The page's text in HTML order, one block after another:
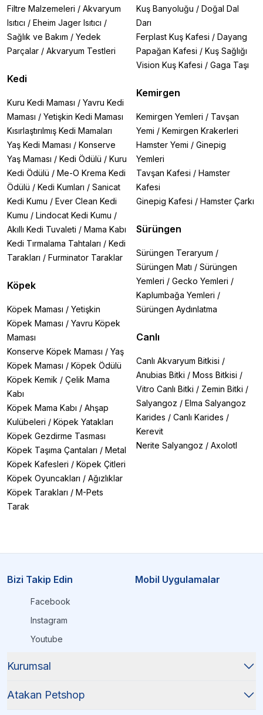
Filtre Malzemeleri / Akvaryum
Isıtıcı / Eheim Jager Isıtıcı /
Sağlık ve Bakım / Yedek
Parçalar / Akvaryum Testleri
Kedi
Kuru Kedi Maması / Yavru Kedi
Maması / Yetişkin Kedi Maması
Kısırlaştırılmış Kedi Mamaları
Yaş Kedi Maması / Konserve
Yaş Maması / Kedi Ödülü / Kuru
Kedi Ödülü / Me-O Krema Kedi
Ödülü / Kedi Kumları / Sanicat
Kedi Kumu / Ever Clean Kedi
Kumu / Lindocat Kedi Kumu /
Akıllı Kedi Tuvaleti / Mama Kabı
Kedi Tırmalama Tahtaları / Kedi
Tarakları / Furminator Taraklar
Köpek
Köpek Maması / Yetişkin
Köpek Maması / Yavru Köpek
Maması
Konserve Köpek Maması / Yaş
Köpek Maması / Köpek Ödülü
Köpek Kemik / Çelik Mama
Kabı
Köpek Mama Kabı / Ahşap
Kulübeleri / Köpek Yatakları
Köpek Gezdirme Tasması
Köpek Taşıma Çantaları / Metal
Köpek Kafesleri / Köpek Çitleri
Köpek Oyuncakları / Ağızlıklar
Köpek Tarakları / M-Pets
Tarak
Kuş Banyoluğu / Doğal Dal
Darı
Ferplast Kuş Kafesi / Dayang
Papağan Kafesi / Kuş Sağlığı
Vision Kuş Kafesi / Gaga Taşı
Kemirgen
Kemirgen Yemleri / Tavşan
Yemi / Kemirgen Krakerleri
Hamster Yemi / Ginepig
Yemleri
Tavşan Kafesi / Hamster
Kafesi
Ginepig Kafesi / Hamster Çarkı
Sürüngen
Sürüngen Teraryum /
Sürüngen Matı / Sürüngen
Yemleri / Gecko Yemleri /
Kaplumbağa Yemleri /
Sürüngen Aydınlatma
Canlı
Canlı Akvaryum Bitkisi /
Anubias Bitki / Moss Bitkisi /
Vitro Canlı Bitki / Zemin Bitki /
Salyangoz / Elma Salyangoz
Karides / Canlı Karides /
Kerevit
Nerite Salyangoz / Axolotl
Bizi Takip Edin
Facebook
Instagram
Youtube
Mobil Uygulamalar
Kurumsal
Atakan Petshop